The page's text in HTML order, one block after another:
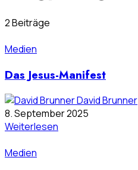
2 Beiträge
Medien
Das Jesus-Manifest
David Brunner
8. September 2025
Weiterlesen
Medien